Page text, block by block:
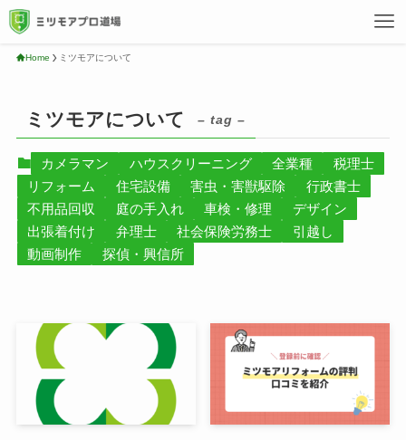
Home ミツモアについて
ミツモアについて – tag –
カメラマン ハウスクリーニング 全業種
税理士
リフォーム
住宅設備 害虫・害獣駆除
行政書士
不用品回収
庭の手入れ 車検・修理
デザイン
出張着付け
弁理士 社会保険労務士
引越し
動画制作
探偵・興信所